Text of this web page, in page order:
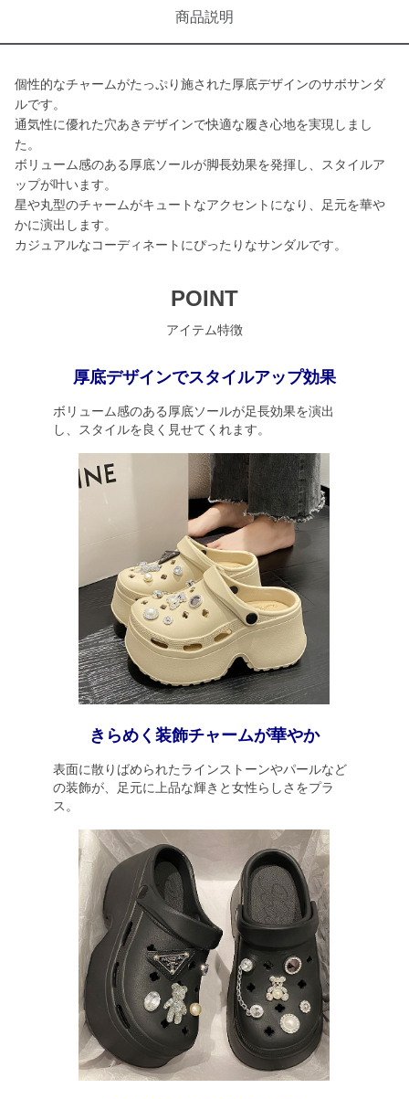
商品説明
個性的なチャームがたっぷり施された厚底デザインのサボサンダ
ルです。
通気性に優れた穴あきデザインで快適な履き心地を実現しまし
た。
ボリューム感のある厚底ソールが脚長効果を発揮し、スタイルア
ップが叶います。
星や丸型のチャームがキュートなアクセントになり、足元を華や
かに演出します。
カジュアルなコーディネートにぴったりなサンダルです。
POINT
アイテム特徴
厚底デザインでスタイルアップ効果
ボリューム感のある厚底ソールが足長効果を演出
し、スタイルを良く見せてくれます。
きらめく装飾チャームが華やか
表面に散りばめられたラインストーンやパールなど
の装飾が、足元に上品な輝きと女性らしさをプラ
ス。